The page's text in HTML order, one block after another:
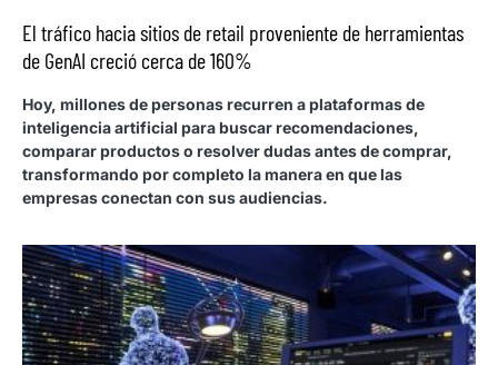
El tráfico hacia sitios de retail proveniente de herramientas
de GenAI creció cerca de 160%
Hoy, millones de personas recurren a plataformas de
inteligencia artificial para buscar recomendaciones,
comparar productos o resolver dudas antes de comprar,
transformando por completo la manera en que las
empresas conectan con sus audiencias.